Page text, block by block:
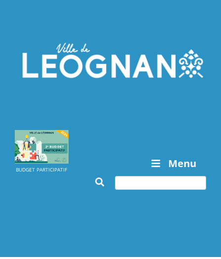
BUDGET PARTICIPATIF Menu